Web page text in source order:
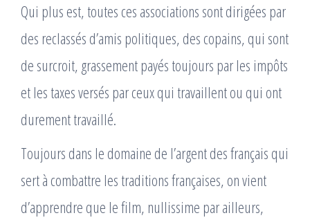
Qui plus est, toutes ces associations sont dirigées par
des reclassés d’amis politiques, des copains, qui sont
de surcroit, grassement payés toujours par les impôts
et les taxes versés par ceux qui travaillent ou qui ont
durement travaillé.
Toujours dans le domaine de l’argent des français qui
sert à combattre les traditions françaises, on vient
d’apprendre que le film, nullissime par ailleurs,